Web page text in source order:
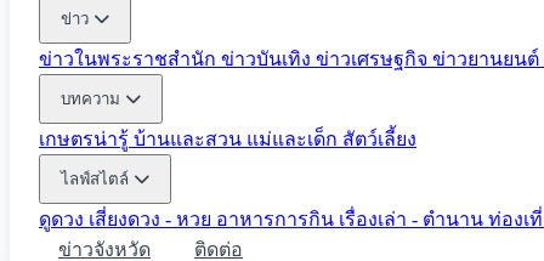
ข่าว
ข่าวในพระราชสำนัก ข่าวบันเทิง ข่าวเศรษฐกิจ ข่าวยานยนต์
บทความ
เกษตรน่ารู้ บ้านและสวน แม่และเด็ก สัตว์เลี้ยง
ไลฟ์สไตล์
ดูดวง เสี่ยงดวง - หวย อาหารการกิน เรื่องเล่า - ตำนาน ท่องเ
ข่าวจังหวัด
ติดต่อ